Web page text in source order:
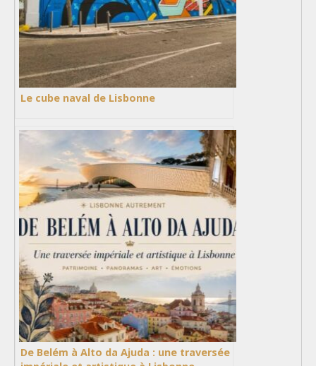
Le cube naval de Lisbonne
De Belém à Alto da Ajuda : une traversée